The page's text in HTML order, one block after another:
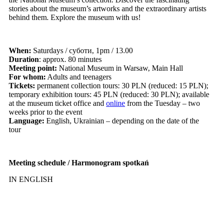
stories about the museum’s artworks and the extraordinary artists
behind them. Explore the museum with us!
When: Saturdays / суботи, 1pm / 13.00
Duration: approx. 80 minutes
Meeting point: National Museum in Warsaw, Main Hall
For whom: Adults and teenagers
Tickets: permanent collection tours: 30 PLN (reduced: 15 PLN);
temporary exhibition tours: 45 PLN (reduced: 30 PLN); available
at the museum ticket office and online from the Tuesday – two
weeks prior to the event
Language: English, Ukrainian – depending on the date of the
tour
Meeting schedule / Harmonogram spotkań
IN ENGLISH